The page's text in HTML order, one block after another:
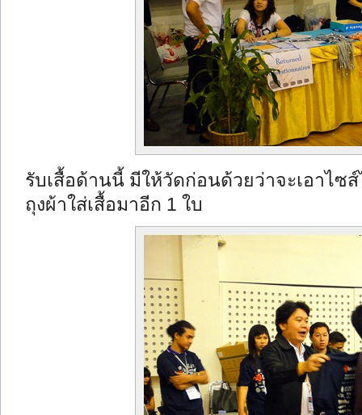
รับเสื้อด้านนี้ มีให้วัดก่อนด้วยว่าจะเอาไซ
ถุงผ้าใส่เสื้อมาอีก 1 ใบ